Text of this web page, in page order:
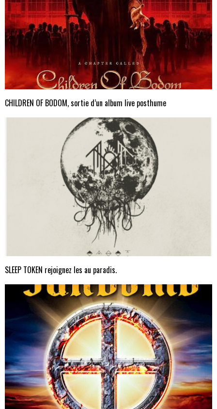
CHILDREN OF BODOM, sortie d’un album live posthume
SLEEP TOKEN rejoignez les au paradis.